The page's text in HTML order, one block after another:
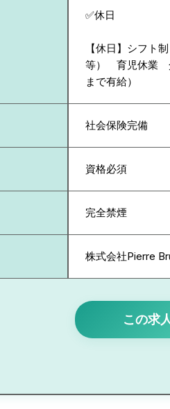
✅休日
【休日】シフト
等） 育児休業
まで有給）
社会保険完備
資格必須
完全禁煙
株式会社Pierre
この求